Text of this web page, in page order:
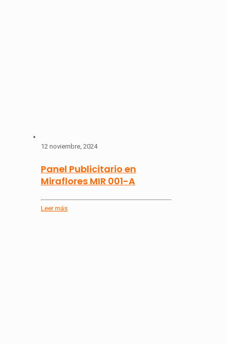
12 noviembre, 2024
Panel Publicitario en
Miraflores MIR 001-A
Leer más